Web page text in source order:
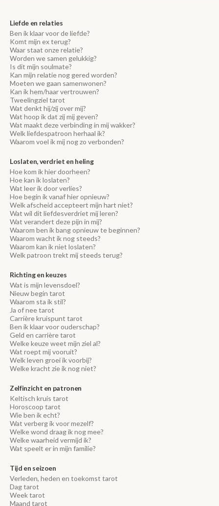
Liefde en relaties
Ben ik klaar voor de liefde?
Komt mijn ex terug?
Waar staat onze relatie?
Worden we samen gelukkig?
Is dit mijn soulmate?
Kan mijn relatie nog gered worden?
Moeten we gaan samenwonen?
Kan ik hem/haar vertrouwen?
Tweelingziel tarot
Wat denkt hij/zij over mij?
Wat hoop ik dat zij mij geven?
Wat maakt deze verbinding in mij wakker?
Welk liefdespatroon herhaal ik?
Waarom voel ik mij nog zo verbonden?
Loslaten, verdriet en heling
Hoe kom ik hier doorheen?
Hoe kan ik loslaten?
Wat leer ik door verlies?
Hoe begin ik vanaf hier opnieuw?
Welk afscheid accepteert mijn hart niet?
Wat wil dit liefdesverdriet mij leren?
Wat verandert deze pijn in mij?
Waarom ben ik bang opnieuw te beginnen?
Waarom wacht ik nog steeds?
Waarom kan ik niet loslaten?
Welk patroon trekt mij steeds terug?
Richting en keuzes
Wat is mijn levensdoel?
Nieuw begin tarot
Waarom sta ik stil?
Ja of nee tarot
Carrière kruispunt tarot
Ben ik klaar voor ouderschap?
Geld en carrière tarot
Welke keuze weet mijn ziel al?
Wat roept mij vooruit?
Welk leven groei ik voorbij?
Welke kracht zie ik nog niet?
Zelfinzicht en patronen
Keltisch kruis tarot
Horoscoop tarot
Wie ben ik echt?
Wat verberg ik voor mezelf?
Welke wond draag ik nog mee?
Welke waarheid vermijd ik?
Wat speelt er in mijn familie?
Tijd en seizoen
Verleden, heden en toekomst tarot
Dag tarot
Week tarot
Maand tarot